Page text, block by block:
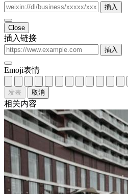
插入
Close
插入链接
插入
Emoji表情
发表 取消
相关内容